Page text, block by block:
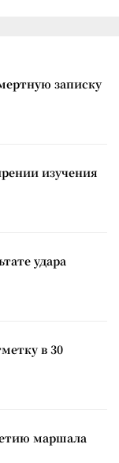
записку
изучения
удара
в 30
маршала